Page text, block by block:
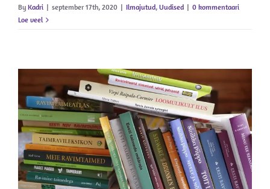
By Kadri | september 17th, 2020 | Ilmajutud, Uudised | 0 kommentaari
Loe veel
Mida siis lugeda?
Uudised